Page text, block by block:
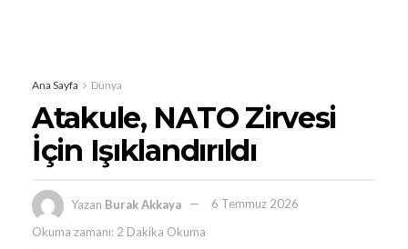
Ana Sayfa Dünya
Atakule, NATO Zirvesi
İçin Işıklandırıldı
Yazan Burak Akkaya
6 Temmuz 2026
Okuma zamanı: 2 Dakika Okuma